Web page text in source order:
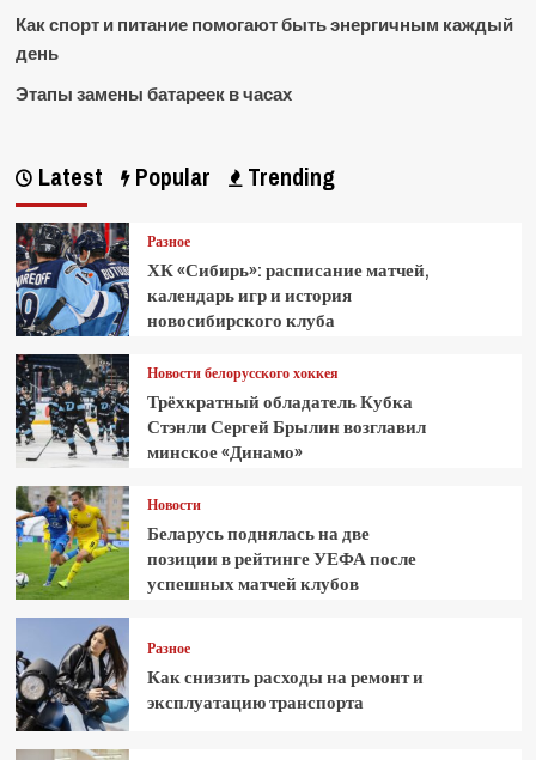
Как спорт и питание помогают быть энергичным каждый
день
Этапы замены батареек в часах
Latest Popular Trending
Разное
ХК «Сибирь»: расписание матчей,
календарь игр и история
новосибирского клуба
Новости белорусского хоккея
Трёхкратный обладатель Кубка
Стэнли Сергей Брылин возглавил
минское «Динамо»
Новости
Беларусь поднялась на две
позиции в рейтинге УЕФА после
успешных матчей клубов
Разное
Как снизить расходы на ремонт и
эксплуатацию транспорта